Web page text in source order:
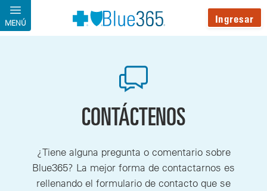
Pasar al contenido principal
MENÚ Ingresar
CONTÁCTENOS
¿Tiene alguna pregunta o comentario sobre
Blue365? La mejor forma de contactarnos es
rellenando el formulario de contacto que se